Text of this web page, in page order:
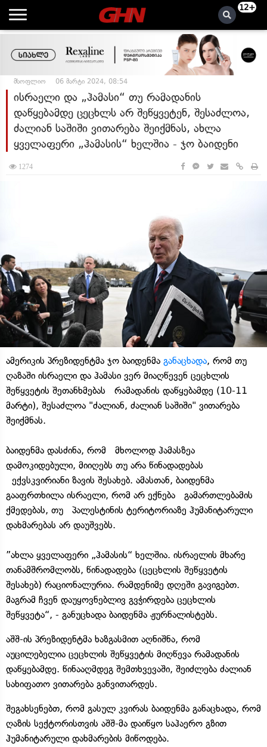
12+
მსოფლიო 06 მარტი 2024, 08:54
ისრაელი და „ჰამასი“ თუ რამადანის
დაწყებამდე ცეცხლს არ შეწყვეტენ, შესაძლოა,
ძალიან საშიში ვითარება შეიქმნას, ახლა
ყველაფერი „ჰამასის“ ხელშია - ჯო ბაიდენი
1274
ამერიკის პრეზიდენტმა ჯო ბაიდენმა განაცხადა, რომ თუ
ღაზაში ისრაელი და ჰამასი ვერ მიაღწევენ ცეცხლის
შეწყვეტის შეთანხმებას რამადანის დაწყებამდე (10-11
მარტი), შესაძლოა "ძალიან, ძალიან საშიში" ვითარება
შეიქმნას.
ბაიდენმა დასძინა, რომ მხოლოდ ჰამასზეა
დამოკიდებული, მიიღებს თუ არა წინადადებას
ექვსკვირიანი ზავის შესახებ. ამასთან, ბაიდენმა
გააფრთხილა ისრაელი, რომ არ ექნება გამართლებამის
ქმედებას, თუ პალესტინის ტერიტორიაზე ჰუმანიტარული
დახმარებას არ დაუშვებს.
”ახლა ყველაფერი „ჰამასის“ ხელშია. ისრაელის მხარე
თანამშრომლობს, წინადადება (ცეცხლის შეწყვეტის
შესახებ) რაციონალურია. რამდენიმე დღეში გავიგებთ.
მაგრამ ჩვენ დაუყოვნებლივ გვჭირდება ცეცხლის
შეწყვეტა“, - განუცხადა ბაიდენმა ჟურნალისტებს.
აშშ-ის პრეზიდენტმა ხაზგასმით აღნიშნა, რომ
აუცილებელია ცეცხლის შეწყვეტის მიღწევა რამადანის
დაწყებამდე. წინააღმდეგ შემთხვევაში, შეიძლება ძალიან
სახიფათო ვითარება განვითარდეს.
შეგახსენებთ, რომ გასულ კვირას ბაიდენმა განაცხადა, რომ
ღაზის სექტორისთვის აშშ-მა დაიწყო საჰაერო გზით
ჰუმანიტარული დახმარების მიწოდება.